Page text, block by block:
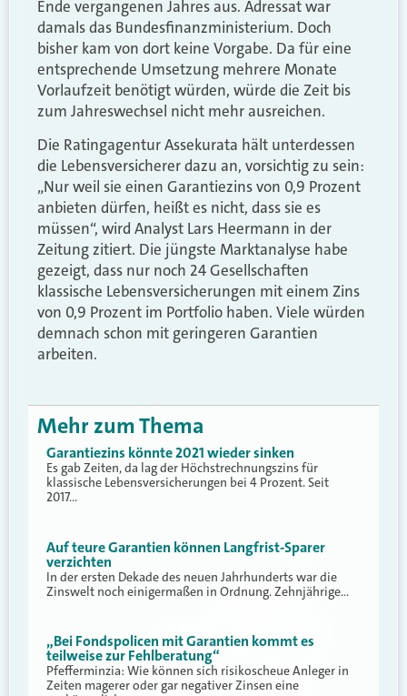
Ende vergangenen Jahres aus. Adressat war
damals das Bundesfinanzministerium. Doch
bisher kam von dort keine Vorgabe. Da für eine
entsprechende Umsetzung mehrere Monate
Vorlaufzeit benötigt würden, würde die Zeit bis
zum Jahreswechsel nicht mehr ausreichen.
Die Ratingagentur Assekurata hält unterdessen
die Lebensversicherer dazu an, vorsichtig zu sein:
„Nur weil sie einen Garantiezins von 0,9 Prozent
anbieten dürfen, heißt es nicht, dass sie es
müssen“, wird Analyst Lars Heermann in der
Zeitung zitiert. Die jüngste Marktanalyse habe
gezeigt, dass nur noch 24 Gesellschaften
klassische Lebensversicherungen mit einem Zins
von 0,9 Prozent im Portfolio haben. Viele würden
demnach schon mit geringeren Garantien
arbeiten.
Mehr zum Thema
Garantiezins könnte 2021 wieder sinken
Es gab Zeiten, da lag der Höchstrechnungszins für
klassische Lebensversicherungen bei 4 Prozent. Seit
2017…
Auf teure Garantien können Langfrist-Sparer
verzichten
In der ersten Dekade des neuen Jahrhunderts war die
Zinswelt noch einigermaßen in Ordnung. Zehnjährige…
„Bei Fondspolicen mit Garantien kommt es
teilweise zur Fehlberatung“
Pfefferminzia: Wie können sich risikoscheue Anleger in
Zeiten magerer oder gar negativer Zinsen eine